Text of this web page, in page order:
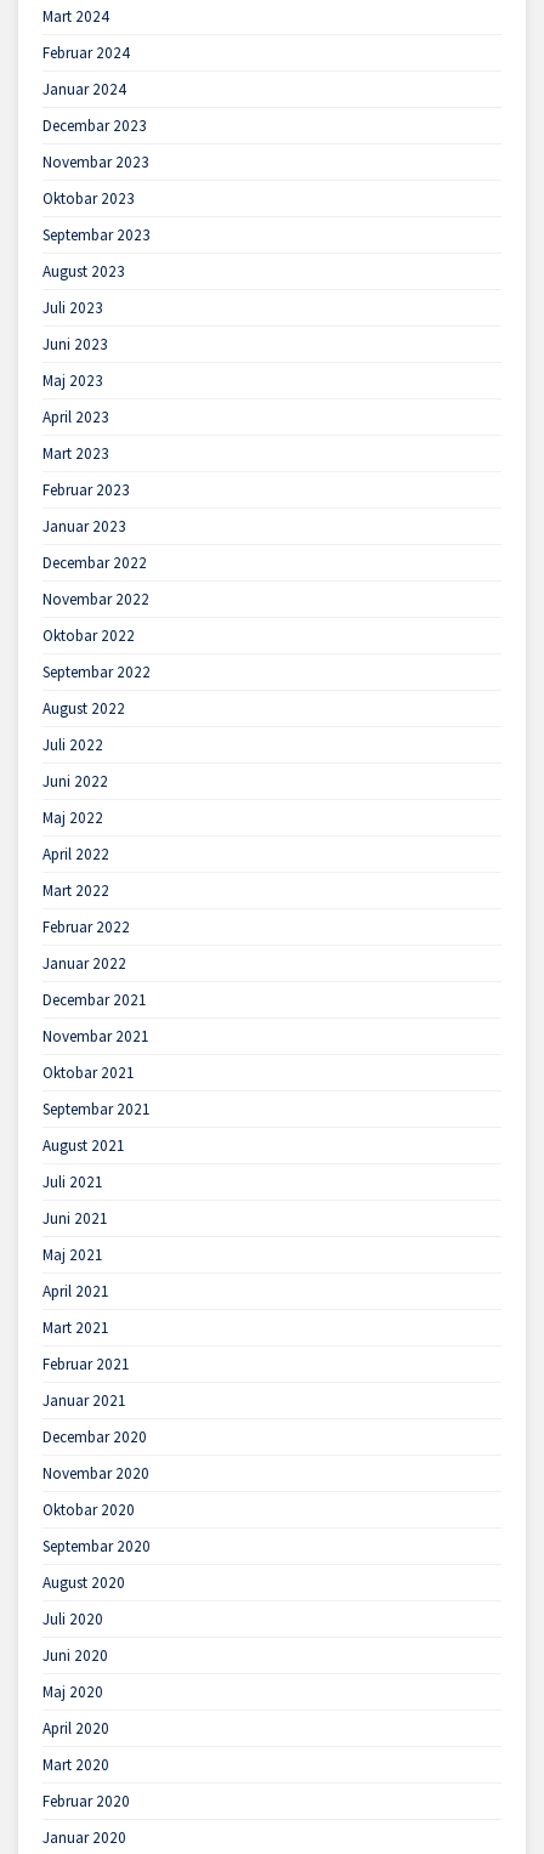
Mart 2024
Februar 2024
Januar 2024
Decembar 2023
Novembar 2023
Oktobar 2023
Septembar 2023
August 2023
Juli 2023
Juni 2023
Maj 2023
April 2023
Mart 2023
Februar 2023
Januar 2023
Decembar 2022
Novembar 2022
Oktobar 2022
Septembar 2022
August 2022
Juli 2022
Juni 2022
Maj 2022
April 2022
Mart 2022
Februar 2022
Januar 2022
Decembar 2021
Novembar 2021
Oktobar 2021
Septembar 2021
August 2021
Juli 2021
Juni 2021
Maj 2021
April 2021
Mart 2021
Februar 2021
Januar 2021
Decembar 2020
Novembar 2020
Oktobar 2020
Septembar 2020
August 2020
Juli 2020
Juni 2020
Maj 2020
April 2020
Mart 2020
Februar 2020
Januar 2020